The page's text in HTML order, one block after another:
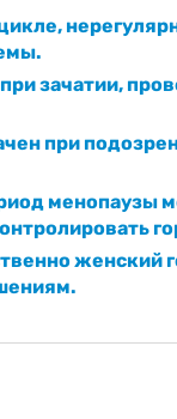
зачатии,
при
менопаузы
женский